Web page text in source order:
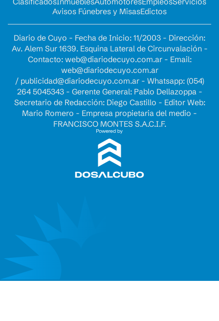
Avisos Fúnebres y MisasEdictos
Diario de Cuyo - Fecha de Inicio: 11/2003 - Dirección:
Av. Alem Sur 1639. Esquina Lateral de Circunvalación -
Contacto: web@diariodecuyo.com.ar- Email:
web@diariodecuyo.com.ar
/ publicidad@diariodecuyo.com.ar- Whatsapp: (054)
264 5045343 - Gerente General: Pablo Dellazoppa -
Secretario de Redacción: Diego Castillo - Editor Web:
Mario Romero - Empresa propietaria del medio -
FRANCISCO MONTES S.A.C.I.F.